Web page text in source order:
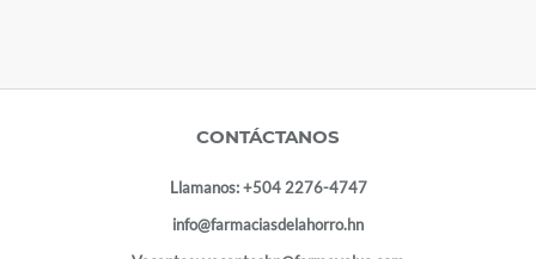
CONTÁCTANOS
Llamanos:+504 2276-4747
info@farmaciasdelahorro.hn